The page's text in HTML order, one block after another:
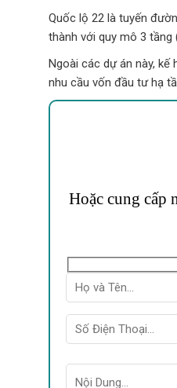
Quốc lộ 22 là tuyến
thành với quy mô 3
Ngoài các dự án này,
nhu cầu vốn đầu tư hạ
Hoặc cung cấp